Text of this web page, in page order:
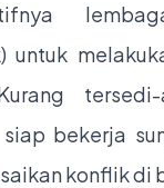
untuk
bekerja
konflik di